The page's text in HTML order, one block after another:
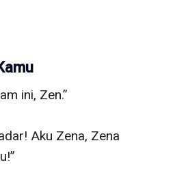
ini, Zen.”
Aku Zena, Zena